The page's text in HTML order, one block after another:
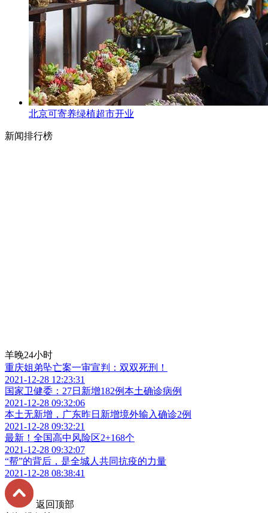
北京可寄养绿植超市开业
新闻排行榜
羊晚24小时
重庆姐弟坠亡案一审宣判：双双死刑！
2021-12-28 12:23:31
国家卫健委：27日新增182例本土确诊病例
2021-12-28 09:32:06
本土无新增，广东昨日新增境外输入确诊2例
2021-12-28 09:32:21
最新！全国高中风险区2+168个
2021-12-28 09:32:07
“帮”的背后，是全城人共同抗疫的力量
2021-12-28 08:38:41
返回顶部